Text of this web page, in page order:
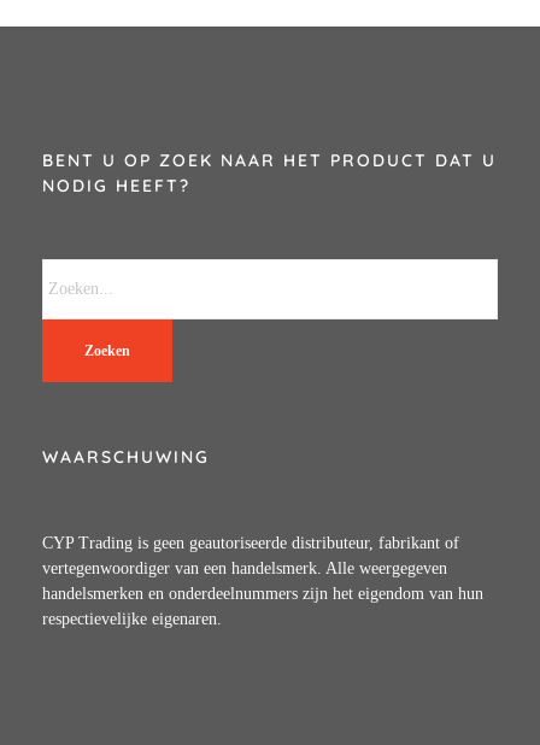
BENT U OP ZOEK NAAR HET PRODUCT DAT U
NODIG HEEFT?
Zoeken
WAARSCHUWING
CYP Trading is geen geautoriseerde distributeur, fabrikant of
vertegenwoordiger van een handelsmerk. Alle weergegeven
handelsmerken en onderdeelnummers zijn het eigendom van hun
respectievelijke eigenaren.